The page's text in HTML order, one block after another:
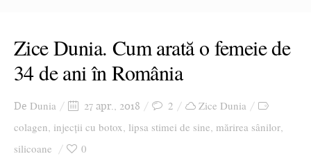
Zice Dunia. Cum arată o femeie de
34 de ani în România
De Dunia 27 apr., 2018 2
Zice Dunia
colagen, injecții cu botox, lipsa stimei de sine, mărirea sânilor,
silicoane 0